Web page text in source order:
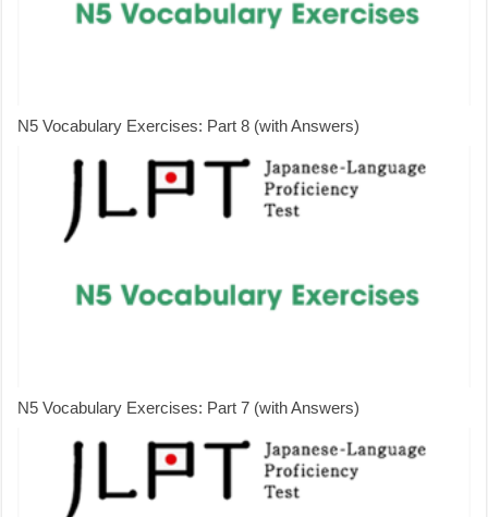
N5 Vocabulary Exercises: Part 8 (with Answers)
N5 Vocabulary Exercises: Part 7 (with Answers)